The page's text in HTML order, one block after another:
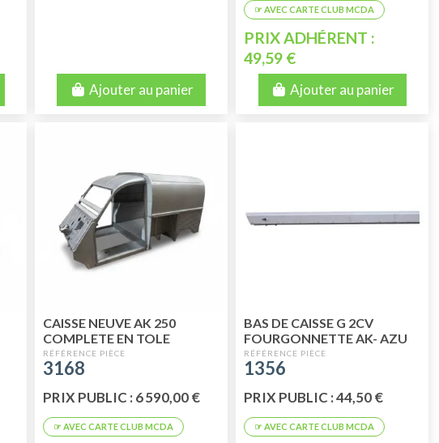
Ajouter au panier
PRIX ADHÉRENT :
49,59 €
Ajouter au panier
CAISSE NEUVE AK 250
COMPLETE EN TOLE
ELECTROZINGUEE
3168
PRIX PUBLIC : 6 590,00 €
BAS DE CAISSE G 2CV
FOURGONNETTE AK- AZU
QUALITE SUPERIEURE
1356
PRIX PUBLIC : 44,50 €